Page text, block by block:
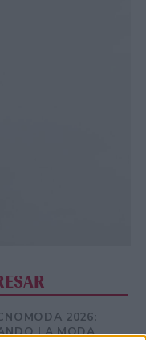
2026:
LA MODA